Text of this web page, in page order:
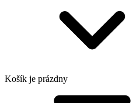
Košík je prázdny